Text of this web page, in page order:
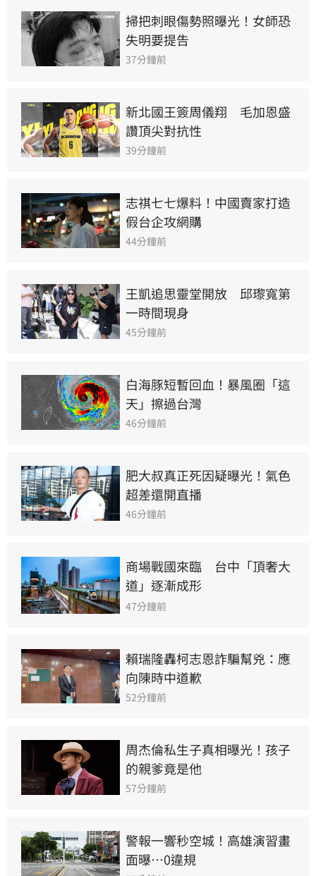
掃把刺眼傷勢照曝光！女師恐
失明要提告
37分鐘前
新北國王簽周儀翔　毛加恩盛
讚頂尖對抗性
39分鐘前
志祺七七爆料！中國賣家打造
假台企攻網購
44分鐘前
王凱追思靈堂開放　邱瓈寬第
一時間現身
45分鐘前
白海豚短暫回血！暴風圈「這
天」擦過台灣
46分鐘前
肥大叔真正死因疑曝光！氣色
超差還開直播
46分鐘前
商場戰國來臨　台中「頂奢大
道」逐漸成形
47分鐘前
賴瑞隆轟柯志恩詐騙幫兇：應
向陳時中道歉
52分鐘前
周杰倫私生子真相曝光！孩子
的親爹竟是他
57分鐘前
警報一響秒空城！高雄演習畫
面曝…0違規